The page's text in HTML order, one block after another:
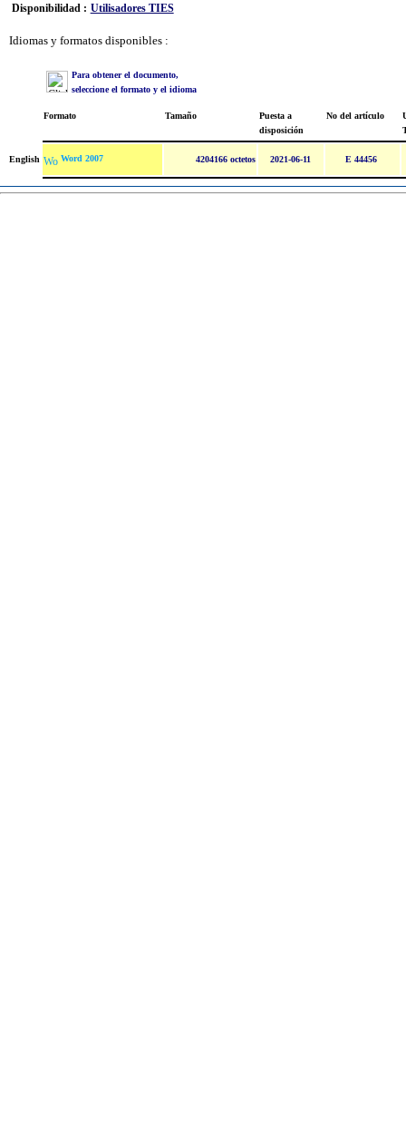
Disponibilidad : Utilisadores TIES
Idiomas y formatos disponibles :
Para obtener el documento,
seleccione el formato y el idioma
Formato Tamaño
Puesta a
disposición
No del artículo
English Word 2007 4204166 octetos 2021-06-11 E 44456